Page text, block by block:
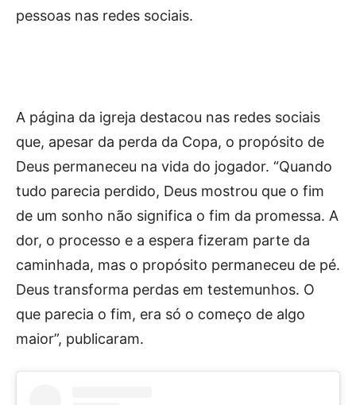
pessoas nas redes sociais.
A página da igreja destacou nas redes sociais
que, apesar da perda da Copa, o propósito de
Deus permaneceu na vida do jogador. “Quando
tudo parecia perdido, Deus mostrou que o fim
de um sonho não significa o fim da promessa. A
dor, o processo e a espera fizeram parte da
caminhada, mas o propósito permaneceu de pé.
Deus transforma perdas em testemunhos. O
que parecia o fim, era só o começo de algo
maior”, publicaram.